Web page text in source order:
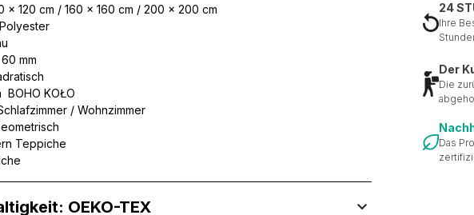
24
Ihre
Der
Die
Das
x 120 cm / 160 x 160 cm / 200 x 200 cm
Polyester
60 mm
BOHO KOŁO
/ Wohnzimmer
Teppiche
OEKO-TEX